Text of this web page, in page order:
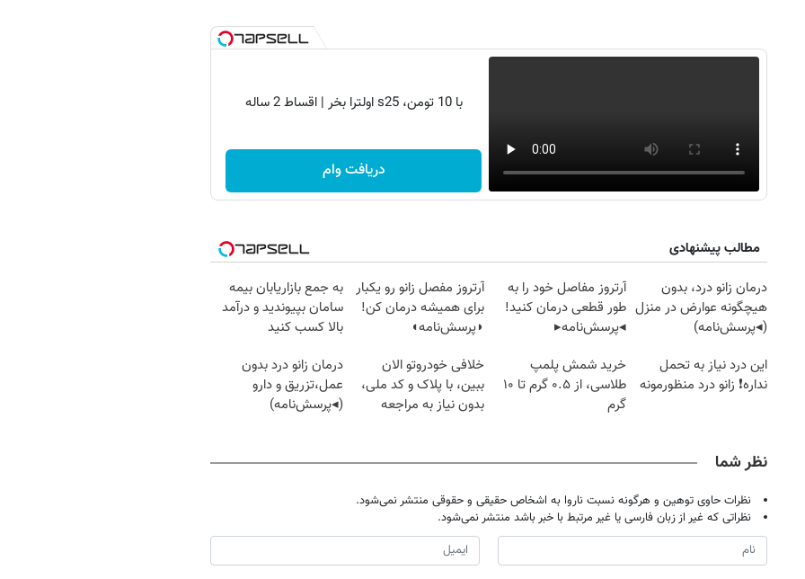
با 10 تومن، s25 اولترا بخر | اقساط 2 ساله
دریافت وام
مطالب پیشنهادی
درمان زانو درد، بدون
هیچگونه عوارض در منزل
(◂پرسش‌نامه)
آرتروز مفاصل خود را به
طور قطعی درمان کنید!
◂پرسش‌نامه▸
آرتروز مفصل زانو رو یکبار
برای همیشه درمان کن!
◗پرسش‌نامه◖
به جمع بازاریابان بیمه
سامان بپیوندید و درآمد
بالا کسب کنید
این درد نیاز به تحمل
نداره❗ زانو درد منظورمونه
خرید شمش پلمپ
طلاسی، از ۰.۵ گرم تا ۱۰
گرم
خلافی خودروتو الان
ببین، با پلاک و کد ملی،
بدون نیاز به مراجعه
درمان زانو درد بدون
عمل،تزریق و دارو
(◂پرسش‌نامه)
نظر شما
نظرات حاوی توهین و هرگونه نسبت ناروا به اشخاص حقیقی و حقوقی منتشر نمی‌شود.
نظراتی که غیر از زبان فارسی یا غیر مرتبط با خبر باشد منتشر نمی‌شود.